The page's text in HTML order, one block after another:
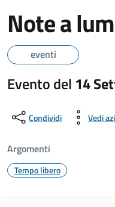
Note a
eventi
Evento del 14
Condividi Vedi
Argomenti
Tempo libero